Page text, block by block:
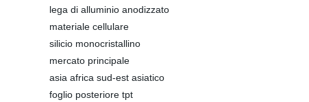
lega di alluminio anodizzato
materiale cellulare
silicio monocristallino
mercato principale
asia africa sud-est asiatico
foglio posteriore tpt